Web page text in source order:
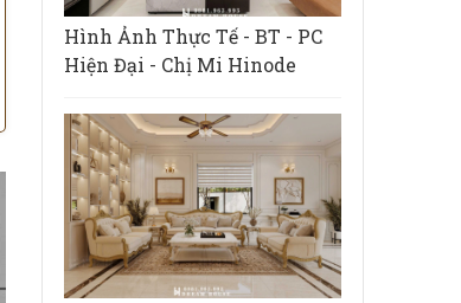
Hình Ảnh Thực Tế - BT - PC
Hiện Đại - Chị Mi Hinode